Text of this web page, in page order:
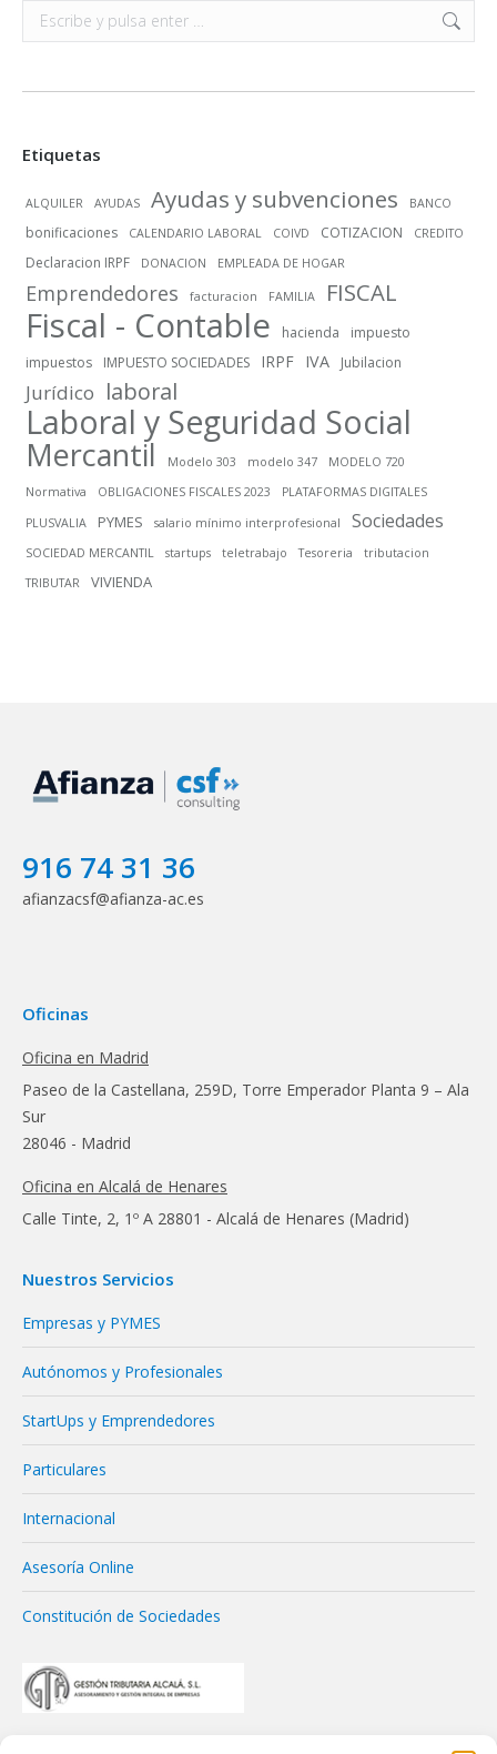
Buscar:
Etiquetas
ALQUILER AYUDAS Ayudas y subvenciones BANCO
bonificaciones CALENDARIO LABORAL COIVD COTIZACION CREDITO
Declaracion IRPF DONACION EMPLEADA DE HOGAR
Emprendedores facturacion FAMILIA FISCAL
Fiscal - Contable hacienda
impuesto
impuestos
IMPUESTO SOCIEDADES IRPF IVA Jubilacion
Jurídico laboral
Laboral y Seguridad Social
Mercantil Modelo 303 modelo 347
MODELO 720
Normativa
OBLIGACIONES FISCALES 2023
PLATAFORMAS DIGITALES
PLUSVALIA
PYMES salario mínimo interprofesional Sociedades
SOCIEDAD MERCANTIL startups teletrabajo Tesoreria
tributacion
TRIBUTAR
VIVIENDA
916 74 31 36
afianzacsf@afianza-ac.es
Oficinas
Oficina en Madrid
Paseo de la Castellana, 259D, Torre Emperador Planta 9 – Ala
Sur
28046 - Madrid
Oficina en Alcalá de Henares
Calle Tinte, 2, 1º A 28801 - Alcalá de Henares (Madrid)
Nuestros Servicios
Empresas y PYMES
Autónomos y Profesionales
StartUps y Emprendedores
Particulares
Internacional
Asesoría Online
Constitución de Sociedades